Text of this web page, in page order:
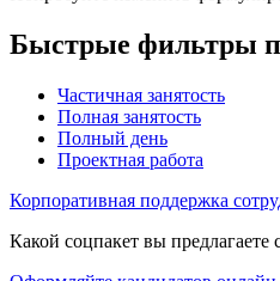
Быстрые фильтры
Частичная занятость
Полная занятость
Полный день
Проектная работа
Корпоративная поддержка
Какой соцпакет вы